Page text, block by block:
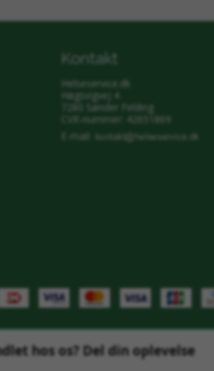
Kontakt
Helseservice.dk
Høgsvigvej 4
7280 Sønder Felding
CVR-nummer: 42651869
E-mail